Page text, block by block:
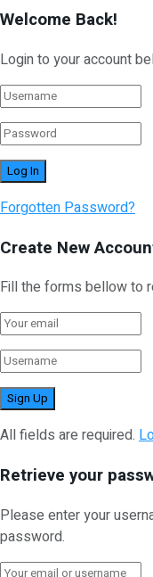
Welcome Back!
Login to your account
Forgotten Password?
Create New
Fill the forms bellow to
All fields are required.
Retrieve your
Please enter your
password.